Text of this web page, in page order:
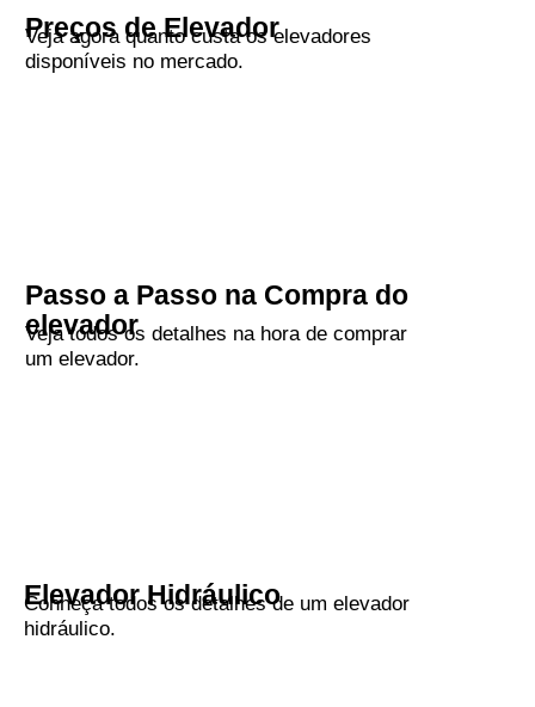
Preços de Elevador
Veja agora quanto custa os elevadores
disponíveis no mercado.
Passo a Passo na Compra do
elevador
Veja todos os detalhes na hora de comprar
um elevador.
Elevador Hidráulico
Conheça todos os detalhes de um elevador
hidráulico.